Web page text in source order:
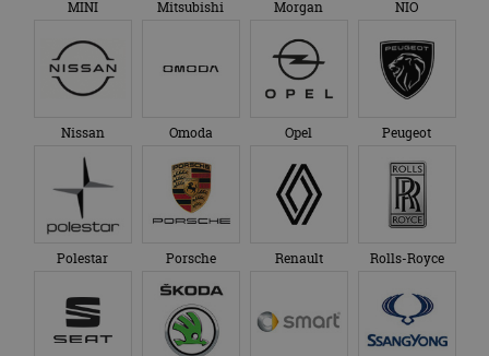
MINI Mitsubishi Morgan NIO
Nissan Omoda Opel Peugeot
Polestar Porsche Renault Rolls-Royce